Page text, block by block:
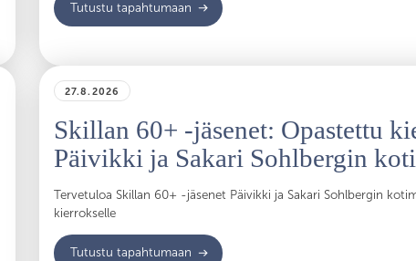
Tutustu tapahtumaan
27.8.2026
Skillan 60+ -jäsenet: Opastettu
Päivikki ja Sakari Sohlbergin
Tervetuloa Skillan 60+ -jäsenet Päivikki ja Sakari Sohlbergin
kierrokselle
Tutustu tapahtumaan